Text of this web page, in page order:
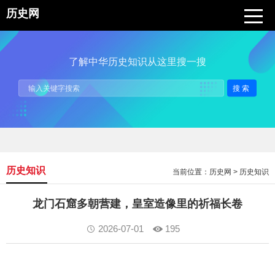
历史网
了解中华历史知识从这里搜一搜
搜索
当前位置： 历史网 > 历史知识
历史知识
龙门石窟多朝营建，皇室造像里的祈福长卷
2026-07-01 195